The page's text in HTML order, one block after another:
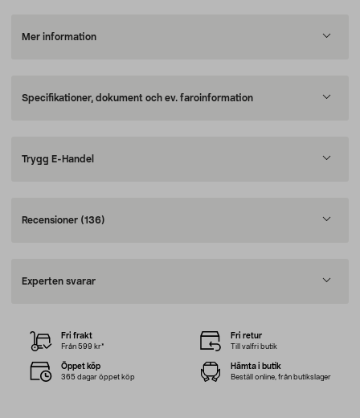
Mer information
Specifikationer, dokument och ev. faroinformation
Trygg E-Handel
Recensioner (136)
Experten svarar
Fri frakt
Från 599 kr*
Fri retur
Till valfri butik
Öppet köp
365 dagar öppet köp
Hämta i butik
Beställ online, från butikslager